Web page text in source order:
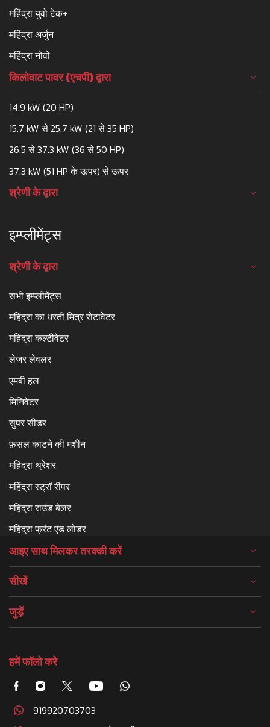
महिंद्रा युवो टेक+
महिंद्रा अर्जुन
महिंद्रा नोवो
किलोवाट पावर (एचपी) द्वारा
14.9 kW (20 HP)
15.7 kW से 25.7 kW (21 से 35 HP)
26.5 से 37.3 kW (36 से 50 HP)
37.3 kW (51 HP के ऊपर) से ऊपर
श्रेणी के द्वारा
इम्प्लीमेंट्स
श्रेणी के द्वारा
सभी इम्प्लीमेंट्स
महिंद्रा का धरती मित्र रोटावेटर
महिंद्रा कल्टीवेटर
लेजर लेवलर
एमबी हल
मिनिवेटर
सुपर सीडर
फ़सल काटने की मशीन
महिंद्रा थ्रेशर
महिंद्रा स्ट्रॉ रीपर
महिंद्रा राउंड बेलर
महिंद्रा फ्रंट एंड लोडर
आइए साथ मिलकर तरक्की करें
सीखें
जुड़ें
हमें फॉलो करे
919920703703